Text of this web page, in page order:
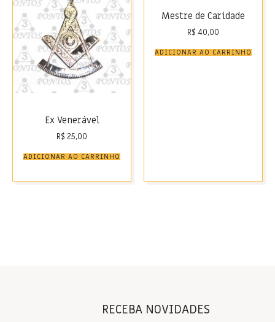
Ex Venerável
R$ 25,00
ADICIONAR AO CARRINHO
Mestre de Caridade
R$ 40,00
ADICIONAR AO CARRINHO
RECEBA NOVIDADES